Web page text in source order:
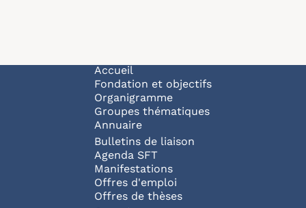
Navigation principale
Accueil
Fondation et objectifs
Organigramme
Groupes thématiques
Annuaire
Bulletins de liaison
Agenda SFT
Manifestations
Offres d'emploi
Offres de thèses